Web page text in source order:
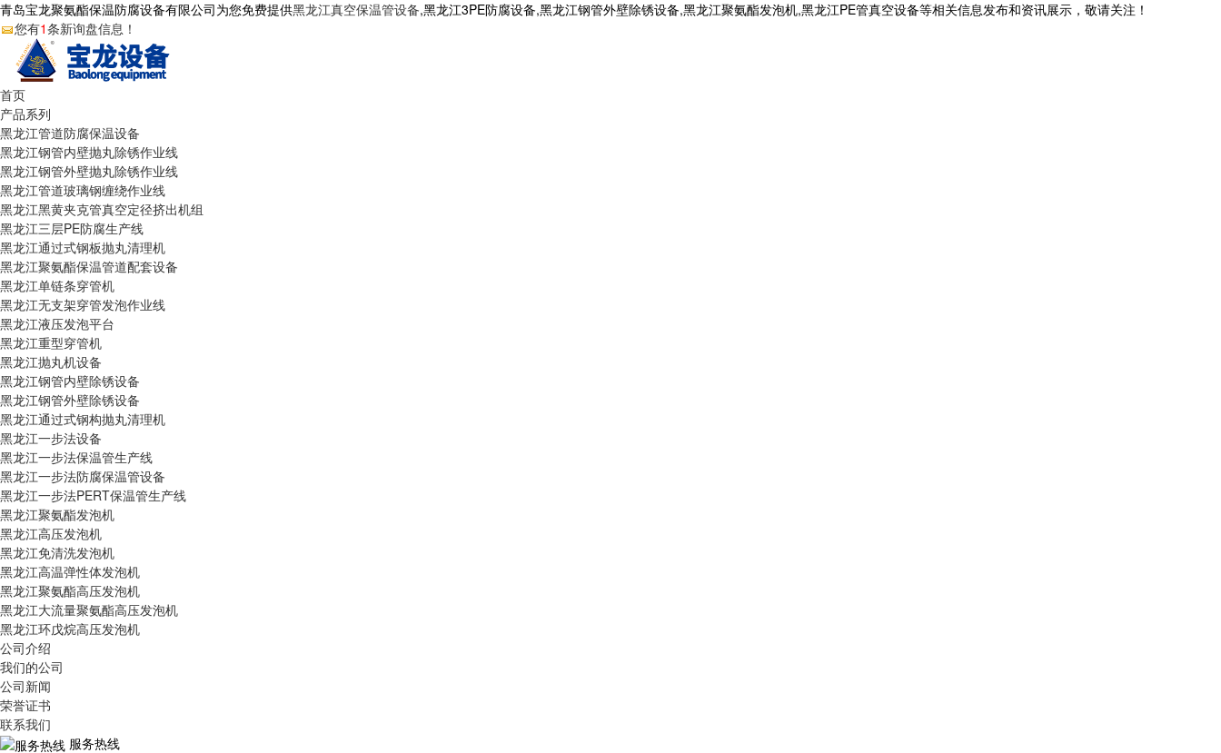
青岛宝龙聚氨酯保温防腐设备有限公司为您免费提供黑龙江真空保温管设备,黑龙江3PE防腐设备,黑龙江钢管外壁除锈设备,黑龙江聚氨酯发泡机,黑龙江PE管真空设备等相关信息发布和资讯展示，敬请关注！
您有1条新询盘信息！
首页
产品系列
黑龙江管道防腐保温设备
黑龙江钢管内壁抛丸除锈作业线
黑龙江钢管外壁抛丸除锈作业线
黑龙江管道玻璃钢缠绕作业线
黑龙江黑黄夹克管真空定径挤出机组
黑龙江三层PE防腐生产线
黑龙江通过式钢板抛丸清理机
黑龙江聚氨酯保温管道配套设备
黑龙江单链条穿管机
黑龙江无支架穿管发泡作业线
黑龙江液压发泡平台
黑龙江重型穿管机
黑龙江抛丸机设备
黑龙江钢管内壁除锈设备
黑龙江钢管外壁除锈设备
黑龙江通过式钢构抛丸清理机
黑龙江一步法设备
黑龙江一步法保温管生产线
黑龙江一步法防腐保温管设备
黑龙江一步法PERT保温管生产线
黑龙江聚氨酯发泡机
黑龙江高压发泡机
黑龙江免清洗发泡机
黑龙江高温弹性体发泡机
黑龙江聚氨酯高压发泡机
黑龙江大流量聚氨酯高压发泡机
黑龙江环戊烷高压发泡机
公司介绍
我们的公司
公司新闻
荣誉证书
联系我们
服务热线